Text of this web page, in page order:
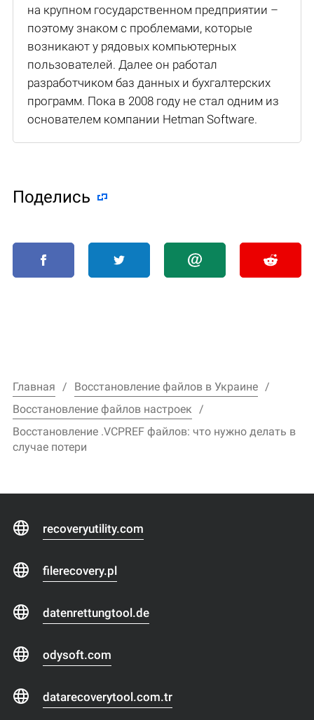
на крупном государственном предприятии –
поэтому знаком с проблемами, которые
возникают у рядовых компьютерных
пользователей. Далее он работал
разработчиком баз данных и бухгалтерских
программ. Пока в 2008 году не стал одним из
основателем компании Hetman Software.
Поделиcь
Главная
Восстановление файлов в Украине
Восстановление файлов настроек
Восстановление .VCPREF файлов: что нужно делать в
случае потери
recoveryutility.com
filerecovery.pl
datenrettungtool.de
odysoft.com
datarecoverytool.com.tr